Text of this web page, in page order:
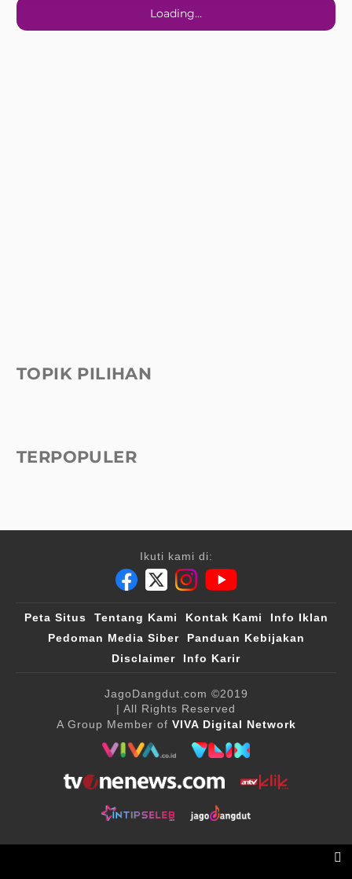
Loading...
TOPIK PILIHAN
TERPOPULER
Ikuti kami di:
Peta Situs Tentang Kami Kontak Kami
Info Iklan
Pedoman Media Siber
Panduan Kebijakan
Disclaimer
Info Karir
JagoDangdut.com ©2019
| All Rights Reserved
A Group Member of VIVA Digital Network
